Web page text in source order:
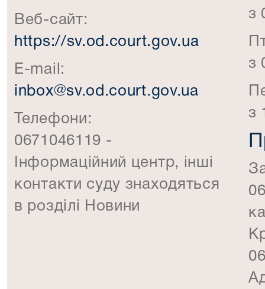
Веб-сайт:
https://sv.od.court.gov.ua
E-mail:
inbox@sv.od.court.gov.ua
Телефони:
0671046119 -
Інформаційний центр, інші
контакти суду знаходяться
в розділі Новини
з
з
з